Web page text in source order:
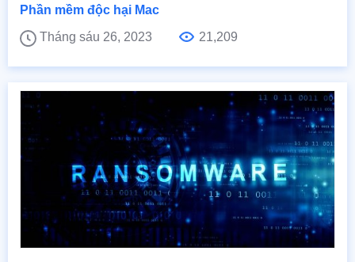
Phần mềm độc hại Mac
Tháng sáu 26, 2023
21,209